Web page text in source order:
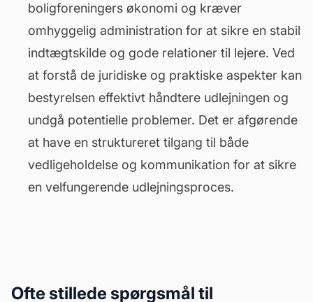
boligforeningers økonomi og kræver
omhyggelig administration for at sikre en stabil
indtægtskilde og gode relationer til lejere. Ved
at forstå de juridiske og praktiske aspekter kan
bestyrelsen effektivt håndtere udlejningen og
undgå potentielle problemer. Det er afgørende
at have en struktureret tilgang til både
vedligeholdelse og kommunikation for at sikre
en velfungerende udlejningsproces.
Ofte stillede spørgsmål til